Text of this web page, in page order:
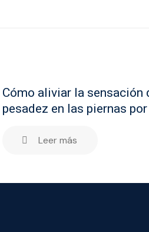
Cómo aliviar la sensación
pesadez en las piernas
Leer más